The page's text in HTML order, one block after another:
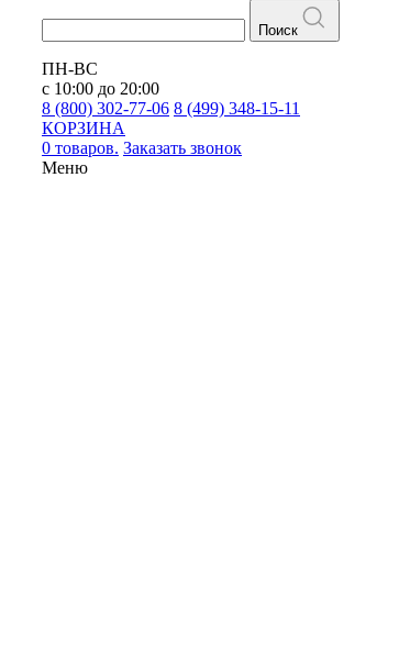
Поиск
ПН-ВС
с 10:00 до 20:00
8 (800) 302-77-06 8 (499) 348-15-11
КОРЗИНА
0 товаров. Заказать звонок
Меню